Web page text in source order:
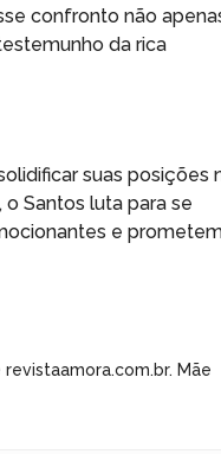
confronto não
da rica
suas posições
Santos luta para se
e
Mãe